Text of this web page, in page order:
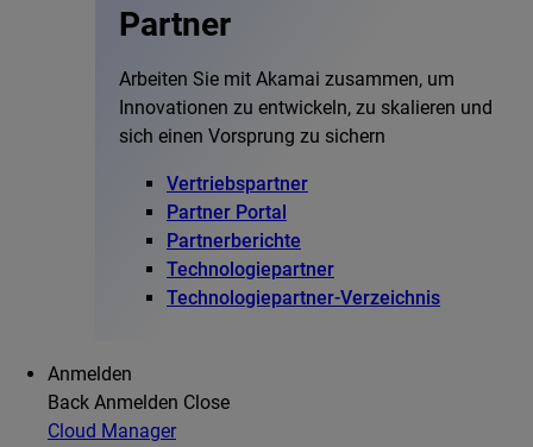
Partner
Arbeiten Sie mit Akamai zusammen, um
Innovationen zu entwickeln, zu skalieren und
sich einen Vorsprung zu sichern
Vertriebspartner
Partner Portal
Partnerberichte
Technologiepartner
Technologiepartner-Verzeichnis
Anmelden
Back Anmelden Close
Cloud Manager